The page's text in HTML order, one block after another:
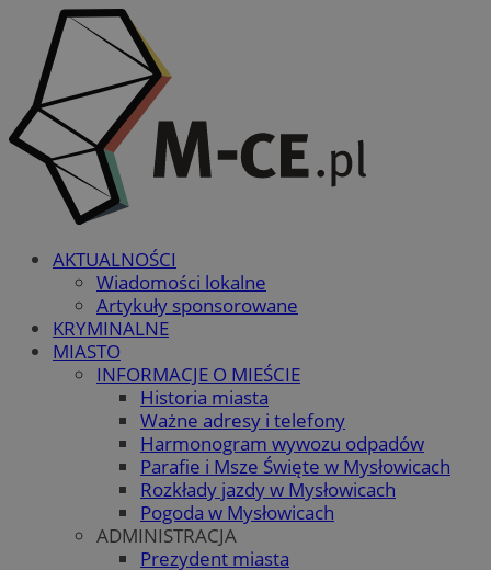
AKTUALNOŚCI
Wiadomości lokalne
Artykuły sponsorowane
KRYMINALNE
MIASTO
INFORMACJE O MIEŚCIE
Historia miasta
Ważne adresy i telefony
Harmonogram wywozu odpadów
Parafie i Msze Święte w Mysłowicach
Rozkłady jazdy w Mysłowicach
Pogoda w Mysłowicach
ADMINISTRACJA
Prezydent miasta